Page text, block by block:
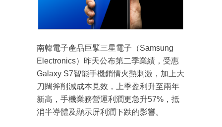
南韓電子產品巨擘三星電子（Samsung
Electronics）昨天公布第二季業績，受惠
Galaxy S7智能手機銷情火熱刺激，加上大
刀闊斧削減成本見效，上季盈利升至兩年
新高，手機業務營運利潤更急升57%，抵
消半導體及顯示屏利潤下跌的影響。